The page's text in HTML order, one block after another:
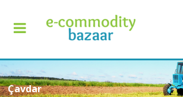
+90
425
13
70Çavdar